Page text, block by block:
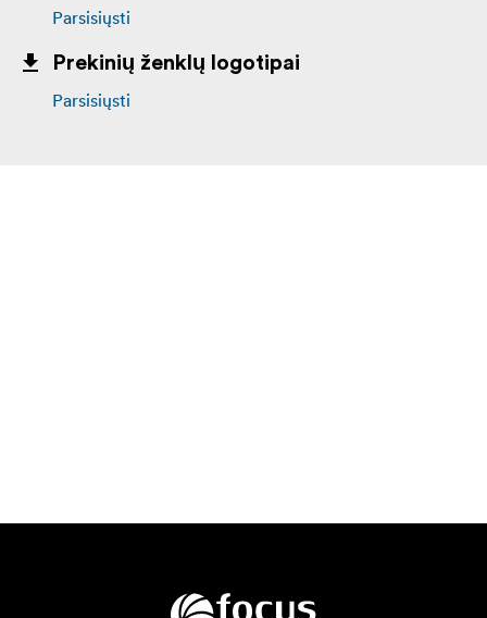
Parsisiųsti
Prekinių ženklų logotipai
Parsisiųsti